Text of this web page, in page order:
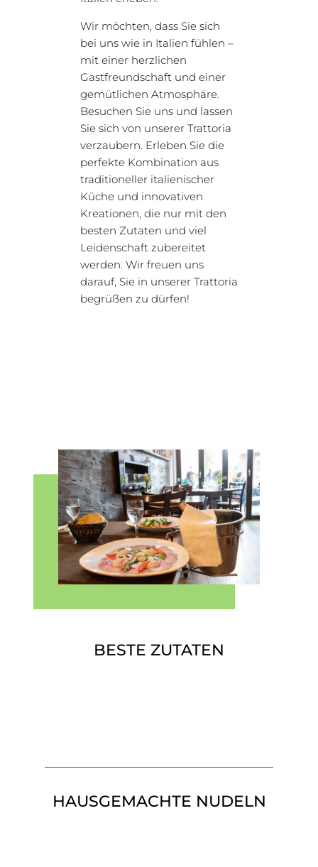
Wir möchten, dass Sie sich
bei uns wie in Italien fühlen –
mit einer herzlichen
Gastfreundschaft und einer
gemütlichen Atmosphäre.
Besuchen Sie uns und lassen
Sie sich von unserer Trattoria
verzaubern. Erleben Sie die
perfekte Kombination aus
traditioneller italienischer
Küche und innovativen
Kreationen, die nur mit den
besten Zutaten und viel
Leidenschaft zubereitet
werden. Wir freuen uns
darauf, Sie in unserer Trattoria
begrüßen zu dürfen!
BESTE ZUTATEN
HAUSGEMACHTE NUDELN